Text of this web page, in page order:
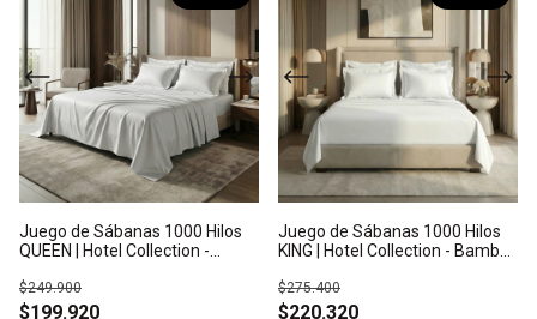
Juego de Sábanas 1000 Hilos
QUEEN | Hotel Collection -
$199.920
$249.900
Juego de Sábanas 1000 Hilos
KING | Hotel Collection - Bambú
$220.320
$275.400